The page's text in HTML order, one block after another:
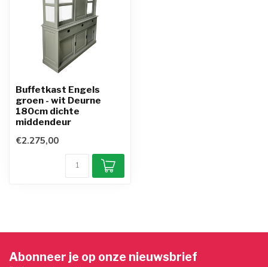
Buffetkast Engels
groen - wit Deurne
180cm dichte
middendeur
€2.275,00
Abonneer je op onze nieuwsbrief